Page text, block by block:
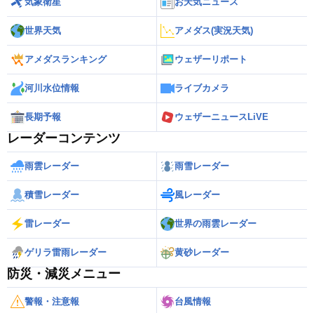
世界天気 アメダス(実況天気)
アメダスランキング ウェザーリポート
河川水位情報 ライブカメラ
長期予報 ウェザーニュースLiVE
レーダーコンテンツ
雨雲レーダー 雨雪レーダー
積雪レーダー 風レーダー
雷レーダー 世界の雨雲レーダー
ゲリラ雷雨レーダー 黄砂レーダー
防災・減災メニュー
警報・注意報 台風情報